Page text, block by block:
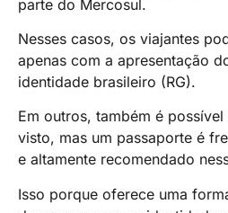
parte do Mercosul.
Nesses casos, os viajantes
apenas com a apresentação
identidade brasileiro (RG).
Em outros, também é
visto, mas um passaporte é
e altamente recomendado
Isso porque oferece uma